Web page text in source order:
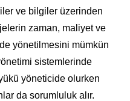
ve bilgiler üzerinden
zaman, maliyet ve
yönetilmesini mümkün
sistemlerinde
yöneticide olurken
da sorumluluk alır.